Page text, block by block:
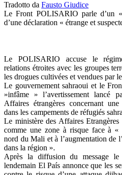
Tradotto da Fausto Giudice
Le Front POLISARIO parle d’un
d’une déclaration « étrange et
Le POLISARIO accuse le
relations étroites avec les groupes
les drogues cultivées et vendues par
Le gouvernement sahraoui et le
»infâme » l’avertissement lancé
Affaires étrangères concernant
dans les campements de réfugiés
Le ministère des Affaires Etrangères
comme une zone à risque face à «
nord du Mali et à l’augmentation de
dans la région ».
Après la diffusion du message
lendemain El País annonce que les